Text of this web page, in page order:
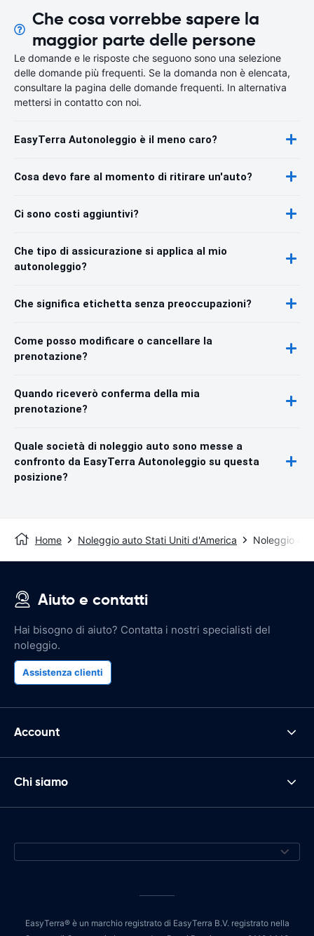
Che cosa vorrebbe sapere la
maggior parte delle persone
Le domande e le risposte che seguono sono una selezione
delle domande più frequenti. Se la domanda non è elencata,
consultare la pagina delle domande frequenti. In alternativa
mettersi in contatto con noi.
EasyTerra Autonoleggio è il meno caro?
Cosa devo fare al momento di ritirare un'auto?
Ci sono costi aggiuntivi?
Che tipo di assicurazione si applica al mio
autonoleggio?
Che significa etichetta senza preoccupazioni?
Come posso modificare o cancellare la
prenotazione?
Quando riceverò conferma della mia
prenotazione?
Quale società di noleggio auto sono messe a
confronto da EasyTerra Autonoleggio su questa
posizione?
Home Noleggio auto Stati Uniti d'America Noleggio
Aiuto e contatti
Hai bisogno di aiuto? Contatta i nostri specialisti del
noleggio.
Assistenza clienti
Account
Chi siamo
EasyTerra® è un marchio registrato di EasyTerra B.V. registrato nella